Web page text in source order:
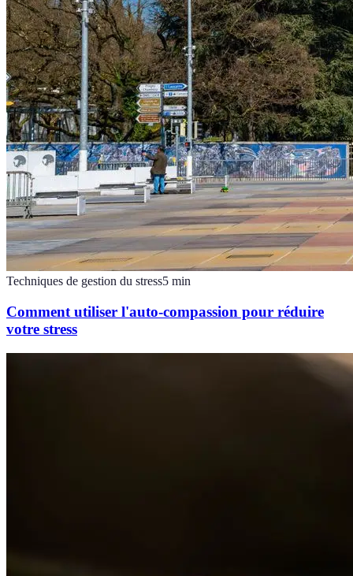
Techniques de gestion du stress5 min
Comment utiliser l'auto-compassion pour réduire
votre stress